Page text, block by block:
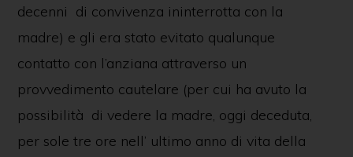
decenni di convivenza ininterrotta con la
madre) e gli era stato evitato qualunque
contatto con l’anziana attraverso un
provvedimento cautelare (per cui ha avuto la
possibilità di vedere la madre, oggi deceduta,
per sole tre ore nell’ ultimo anno di vita della